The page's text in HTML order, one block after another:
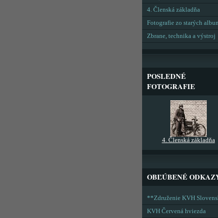
4. Členská základňa
Fotografie zo starých
Zbrane, technika a výstroj
POSLEDNÉ
FOTOGRAFIE
4. Členská základňa
OBĽÚBENÉ
**Združenie KVH
KVH Červená hviezda